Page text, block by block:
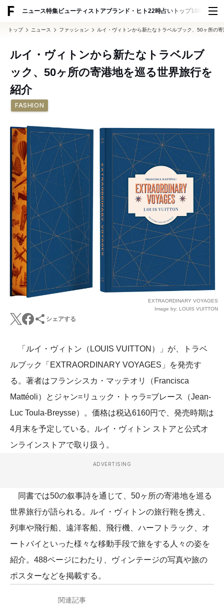
ニュース特集ビューティ ストアブランド・ヒト22時占い トップ100 スナッ
トップ ニュース ファッション ルイ・ヴィトンから新たなトラベルブック、50ヶ所の
ルイ・ヴィトンから新たなトラベルブ
ック、50ヶ所の寄港地を巡る世界旅行を
紹介
FASHION
EXTRAORDINARY VOYAGES
Image by: LOUIS VUITTON
シェアする
「ルイ・ヴィトン（LOUIS VUITTON）」が、トラベ
ルブック「EXTRAORDINARY VOYAGES」を発売す
る。著者はフランシスカ・マッテオリ（Francisca
Mattéoli）とジャン=リュック・トゥラ=ブレース（Jean-
Luc Toula-Breysse）。価格は税込6160円で、発売時期は
4月末を予定している。ルイ・ヴィトン ストアと公式オ
ンラインストアで取り扱う。
ADVERTISING
同書では50の叙事詩を通じて、50ヶ所の寄港地を巡る
世界旅行が語られる。ルイ・ヴィトンの旅行鞄を携え、
列車や飛行船、遠洋客船、飛行機、ハーフトラック、オ
ートバイといった様々な移動手段で旅をする人々の姿を
紹介。488ページにわたり、ヴィンテージの写真や旅の
ポスターなどを掲載する。
関連記事